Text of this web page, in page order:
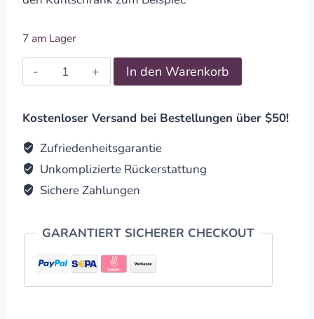
7 am Lager
Suncatcher
Bernstein
Birkenholz
Eule
&
Mond
quantity
In den Warenkorb
Kostenloser Versand bei Bestellungen über $50!
Zufriedenheitsgarantie
Unkomplizierte Rückerstattung
Sichere Zahlungen
GARANTIERT SICHERER CHECKOUT